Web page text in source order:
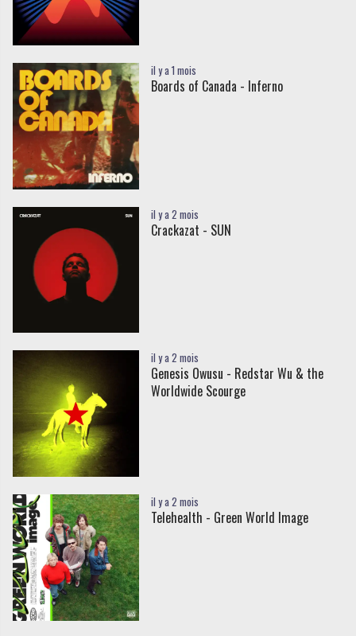
il y a 1 mois
Boards of Canada - Inferno
il y a 2 mois
Crackazat - SUN
il y a 2 mois
Genesis Owusu - Redstar Wu & the
Worldwide Scourge
il y a 2 mois
Telehealth - Green World Image